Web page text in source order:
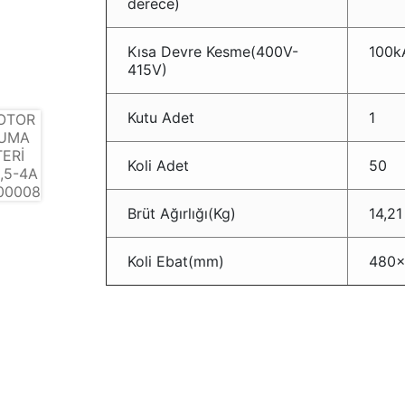
Kısa Devre Kesme(400V-
415V)
Kutu Adet 1
Koli Adet 50
Brüt Ağırlığı(Kg) 14,21
Koli Ebat(mm)